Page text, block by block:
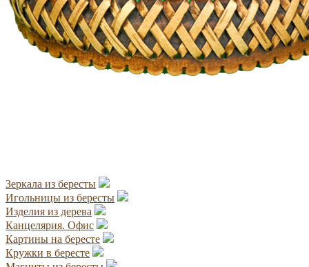
Зеркала из бересты
Игольницы из бересты
Изделия из дерева
Канцелярия. Офис
Картины на бересте
Кружки в бересте